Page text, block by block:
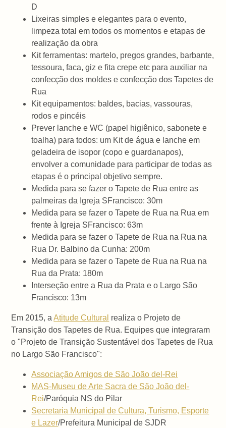
D
Lixeiras simples e elegantes para o evento,
limpeza total em todos os momentos e etapas de
realização da obra
Kit ferramentas: martelo, pregos grandes, barbante,
tessoura, faca, giz e fita crepe etc para auxiliar na
confecção dos moldes e confecção dos Tapetes de
Rua
Kit equipamentos: baldes, bacias, vassouras,
rodos e pincéis
Prever lanche e WC (papel higiênico, sabonete e
toalha) para todos: um Kit de água e lanche em
geladeira de isopor (copo e guardanapos),
envolver a comunidade para participar de todas as
etapas é o principal objetivo sempre.
Medida para se fazer o Tapete de Rua entre as
palmeiras da Igreja SFrancisco: 30m
Medida para se fazer o Tapete de Rua na Rua em
frente à Igreja SFrancisco: 63m
Medida para se fazer o Tapete de Rua na Rua na
Rua Dr. Balbino da Cunha: 200m
Medida para se fazer o Tapete de Rua na Rua na
Rua da Prata: 180m
Interseção entre a Rua da Prata e o Largo São
Francisco: 13m
Em 2015, aAtitude Cultural realiza o Projeto de
Transição dos Tapetes de Rua. Equipes que integraram
o "Projeto de Transição Sustentável dos Tapetes de Rua
no Largo São Francisco":
Associação Amigos de São João del-Rei
MAS-Museu de Arte Sacra de São João del-
Rei/Paróquia NS do Pilar
Secretaria Municipal de Cultura, Turismo, Esporte
e Lazer/Prefeitura Municipal de SJDR